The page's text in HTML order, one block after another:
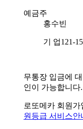
예금주
홍수빈
기 업121-
무통장 입금에
인이 가능합니다.
로또메카 회원
원등급 서비스안